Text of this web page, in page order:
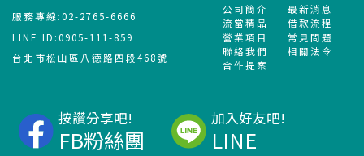
服務專線:02-2765-6666
LINE ID:0905-111-859
台北市松山區八德路四段468號
公司簡介
最新消息
流當精品
借款流程
營業項目
常見問題
聯絡我們
相關法令
合作提案
按讚分享吧!
FB粉絲團
加入好友吧!
LINE